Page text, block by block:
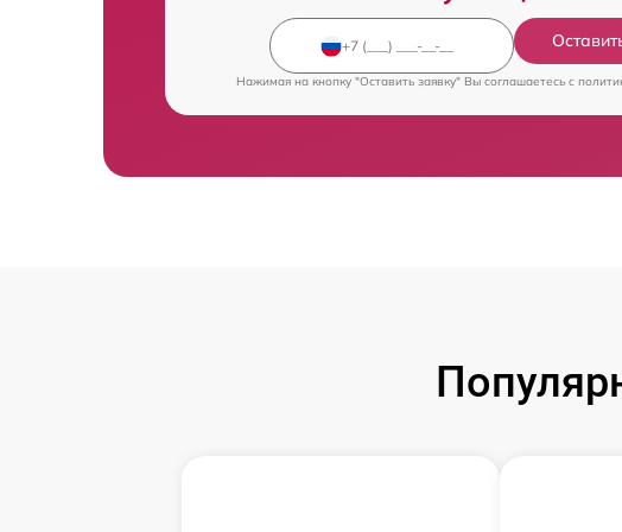
Нажимая на кнопку "Оставить заявку" Вы соглашаетесь c